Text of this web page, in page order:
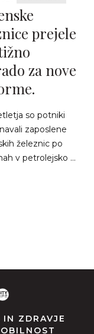
prejele
za nove
so potniki
zaposlene
železnic po
v petrolejsko ...
ZDRAVJE